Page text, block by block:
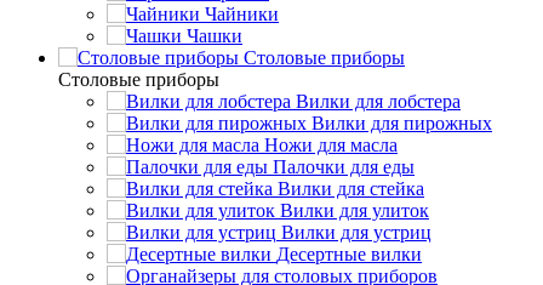
Чайники
Чашки
Cтоловые приборы
Cтоловые приборы
Вилки для лобстера
Вилки для пирожных
Ножи для масла
Палочки для еды
Вилки для стейка
Вилки для улиток
Вилки для устриц
Десертные вилки